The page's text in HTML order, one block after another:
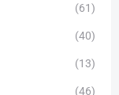
(61)
(40)
(13)
(46)